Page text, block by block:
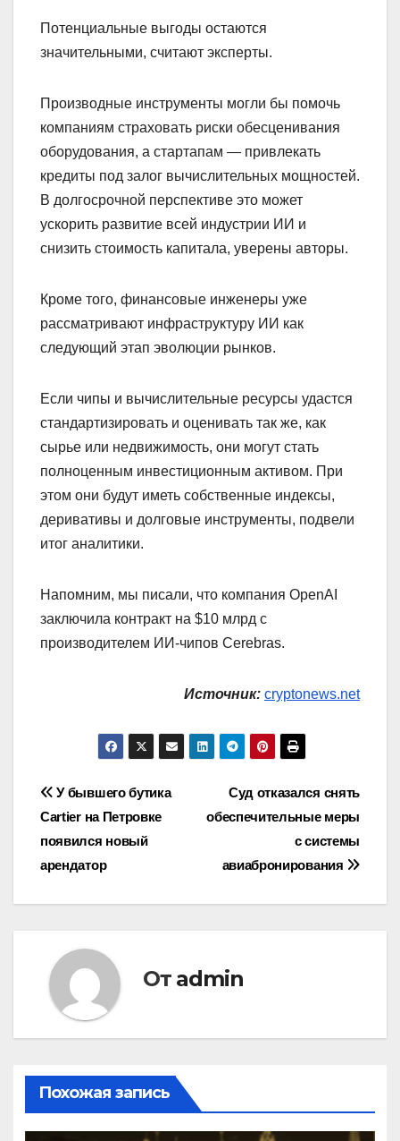
Потенциальные выгоды остаются
значительными, считают эксперты.
Производные инструменты могли бы помочь
компаниям страховать риски обесценивания
оборудования, а стартапам — привлекать
кредиты под залог вычислительных мощностей.
В долгосрочной перспективе это может
ускорить развитие всей индустрии ИИ и
снизить стоимость капитала, уверены авторы.
Кроме того, финансовые инженеры уже
рассматривают инфраструктуру ИИ как
следующий этап эволюции рынков.
Если чипы и вычислительные ресурсы удастся
стандартизировать и оценивать так же, как
сырье или недвижимость, они могут стать
полноценным инвестиционным активом. При
этом они будут иметь собственные индексы,
деривативы и долговые инструменты, подвели
итог аналитики.
Напомним, мы писали, что компания OpenAI
заключила контракт на $10 млрд с
производителем ИИ-чипов Cerebras.
Источник: cryptonews.net
Навигация
по
записям
Суд отказался снять
обеспечительные меры
с системы
авиабронирования
У бывшего бутика
Cartier на Петровке
появился новый
арендатор
От admin
Похожая запись